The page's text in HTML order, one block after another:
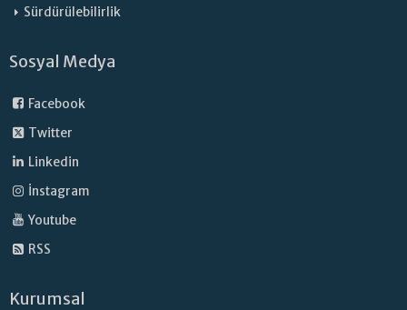
Sürdürülebilirlik
Sosyal Medya
Facebook
Twitter
Linkedin
İnstagram
Youtube
RSS
Kurumsal